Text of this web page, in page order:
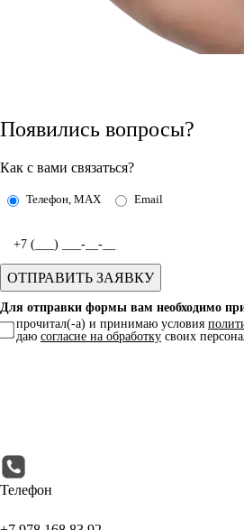
Появились вопросы?
Как с вами связаться?
Телефон, MAX Email
Для отправки формы вам необходимо
прочитал(-а) и принимаю условия
даю согласие на обработку своих
Телефон